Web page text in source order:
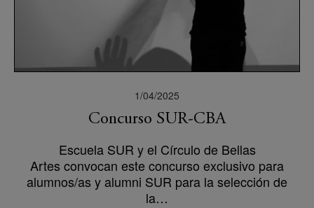
1/04/2025
Concurso SUR-CBA
Escuela SUR y el Círculo de Bellas
Artes convocan este concurso exclusivo para
alumnos/as y alumni SUR para la selección de
la…